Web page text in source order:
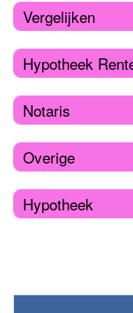
Vergelijken
Hypotheek
Notaris
Overige
Hypotheek